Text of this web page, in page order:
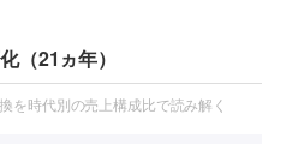
（21ヵ年）
を時代別の売上構成比で読み解く